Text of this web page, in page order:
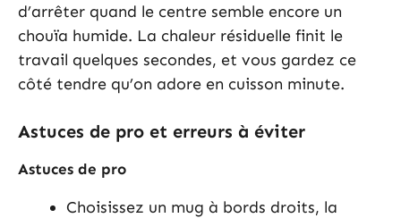
d’arrêter quand le centre semble encore un
chouïa humide. La chaleur résiduelle finit le
travail quelques secondes, et vous gardez ce
côté tendre qu’on adore en cuisson minute.
Astuces de pro et erreurs à éviter
Astuces de pro
Choisissez un mug à bords droits, la